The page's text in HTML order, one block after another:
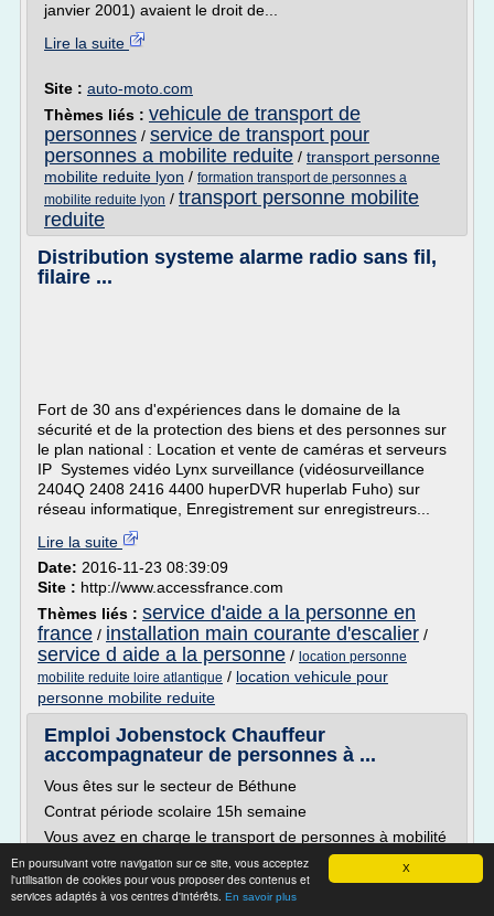
X
En poursuivant votre navigation sur ce site, vous acceptez
l'utilisation de cookies pour vous proposer des contenus et
services adaptés à vos centres d'intérêts. En savoir plus
janvier 2001) avaient le droit de...
Lire la suite
Site : auto-moto.com
Thèmes liés : vehicule de transport de
personnes / service de transport pour
personnes a mobilite reduite / transport personne
mobilite reduite lyon / formation transport de personnes a
mobilite reduite lyon / transport personne mobilite
reduite
Distribution systeme alarme radio sans fil,
filaire ...
Fort de 30 ans d'expériences dans le domaine de la
sécurité et de la protection des biens et des personnes sur
le plan national : Location et vente de caméras et serveurs
IP Systemes vidéo Lynx surveillance (vidéosurveillance
2404Q 2408 2416 4400 huperDVR huperlab Fuho) sur
réseau informatique, Enregistrement sur enregistreurs...
Lire la suite
Date: 2016-11-23 08:39:09
Site : http://www.accessfrance.com
Thèmes liés : service d'aide a la personne en
france / installation main courante d'escalier /
service d aide a la personne / location personne
mobilite reduite loire atlantique / location vehicule pour
personne mobilite reduite
Emploi Jobenstock Chauffeur
accompagnateur de personnes à ...
Vous êtes sur le secteur de Béthune
Contrat période scolaire 15h semaine
Vous avez en charge le transport de personnes à mobilité
réduite pour les emmener de leur domicile à leur
établissement spécialisé (IME, MAS, etc.).
OU